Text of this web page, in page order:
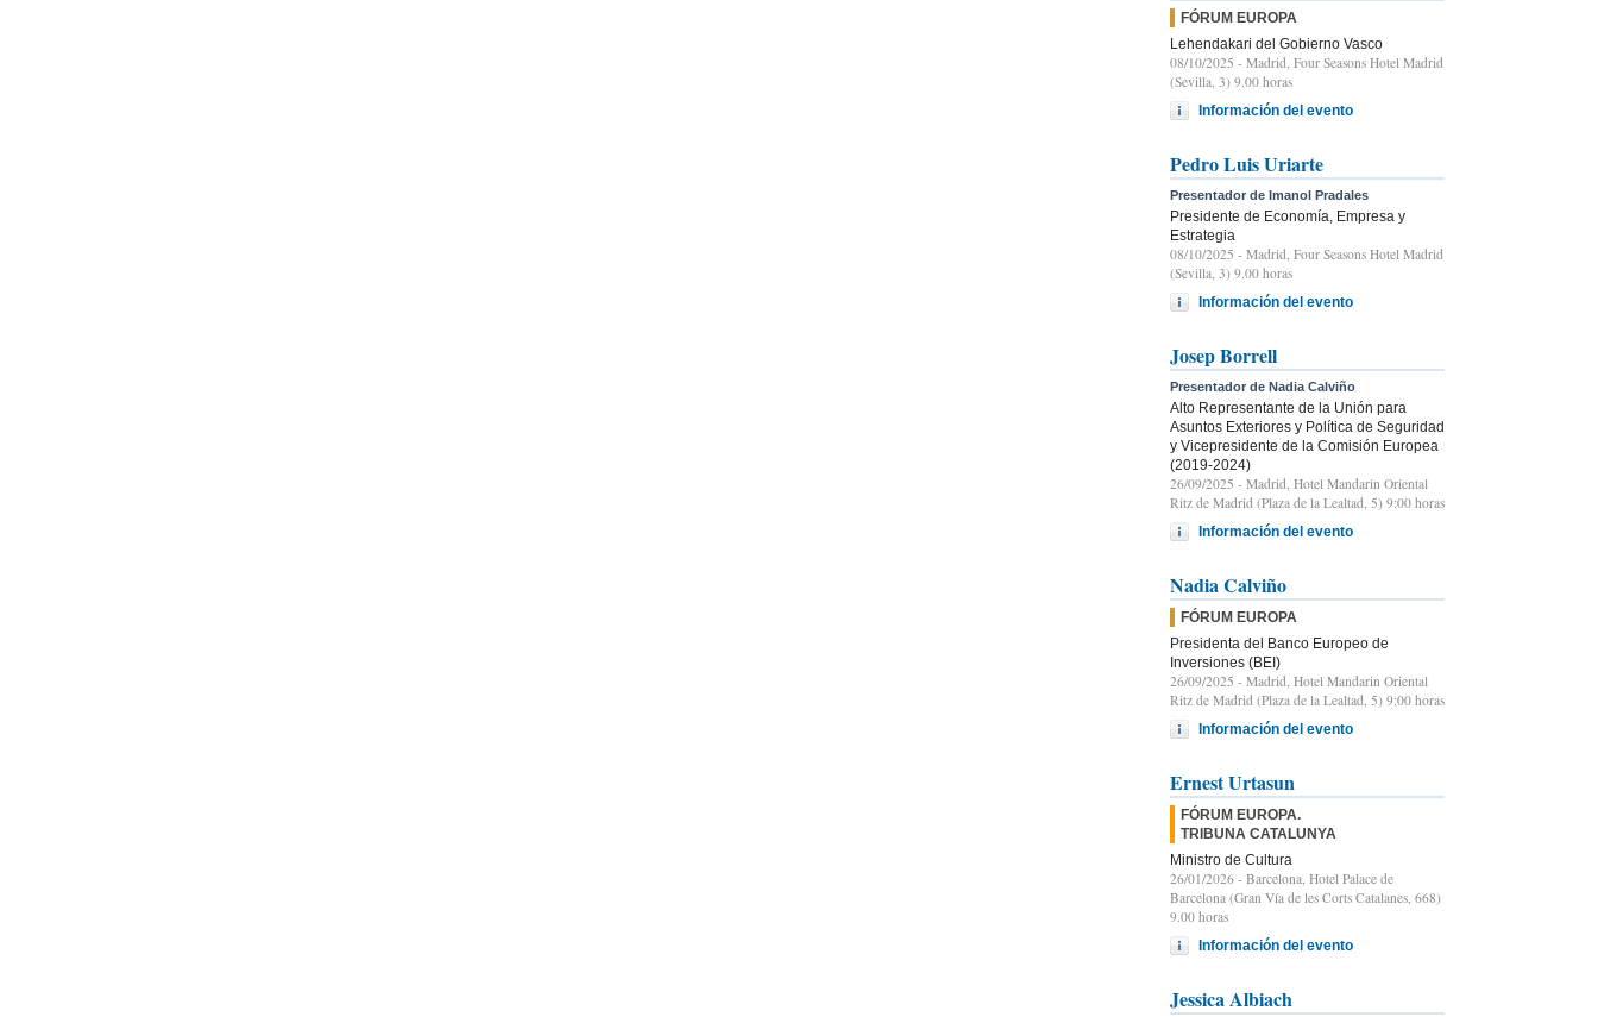
FÓRUM EUROPA
Lehendakari del Gobierno Vasco
08/10/2025 - Madrid, Four Seasons Hotel Madrid
(Sevilla, 3) 9.00 horas
Información del evento
Pedro Luis Uriarte
Presentador de Imanol Pradales
Presidente de Economía, Empresa y
Estrategia
08/10/2025 - Madrid, Four Seasons Hotel Madrid
(Sevilla, 3) 9.00 horas
Información del evento
Josep Borrell
Presentador de Nadia Calviño
Alto Representante de la Unión para
Asuntos Exteriores y Política de Seguridad
y Vicepresidente de la Comisión Europea
(2019-2024)
26/09/2025 - Madrid, Hotel Mandarin Oriental
Ritz de Madrid (Plaza de la Lealtad, 5) 9:00 horas
Información del evento
Nadia Calviño
FÓRUM EUROPA
Presidenta del Banco Europeo de
Inversiones (BEI)
26/09/2025 - Madrid, Hotel Mandarin Oriental
Ritz de Madrid (Plaza de la Lealtad, 5) 9:00 horas
Información del evento
Ernest Urtasun
FÓRUM EUROPA.
TRIBUNA CATALUNYA
Ministro de Cultura
26/01/2026 - Barcelona, Hotel Palace de
Barcelona (Gran Vía de les Corts Catalanes, 668)
9.00 horas
Información del evento
Jessica Albiach